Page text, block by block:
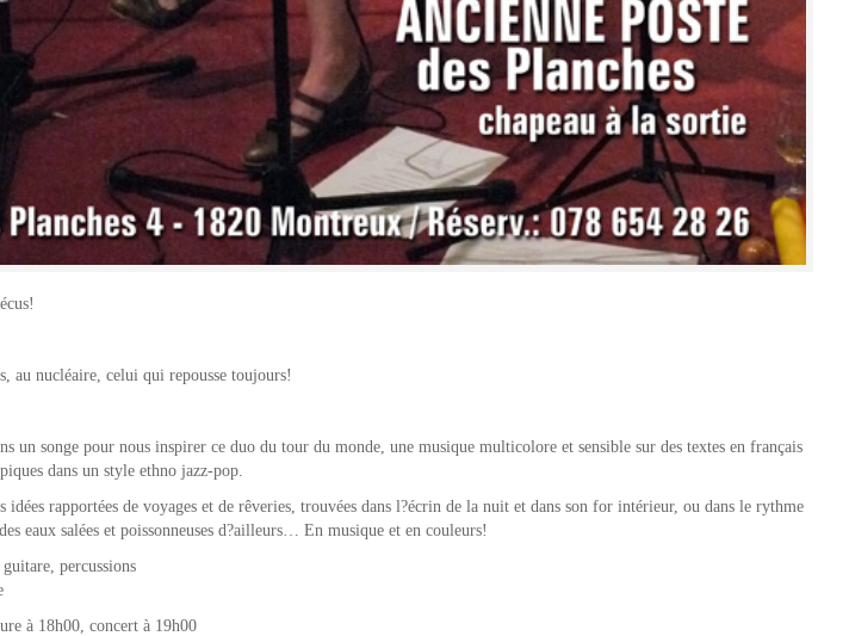
au nucléaire, celui qui repousse toujours!
un songe pour nous inspirer ce duo du tour du monde, une musique multicolore et sensible sur des textes en français
dans un style ethno jazz-pop.
idées rapportées de voyages et de rêveries, trouvées dans l?écrin de la nuit et dans son for intérieur, ou dans le rythme
eaux salées et poissonneuses d?ailleurs… En musique et en couleurs!
percussions
à 18h00, concert à 19h00